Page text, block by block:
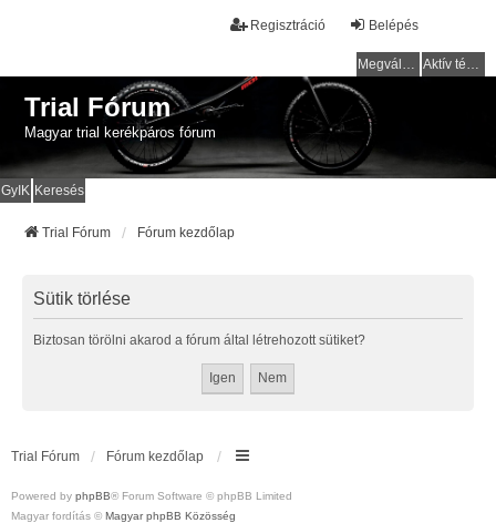
Belépés
Regisztráció
Megválaszolatlan témák Aktív témák
Trial Fórum
Magyar trial kerékpáros fórum
GyIK Keresés
Trial Fórum Fórum kezdőlap
Sütik törlése
Biztosan törölni akarod a fórum által létrehozott sütiket?
Trial Fórum Fórum kezdőlap
Powered by phpBB® Forum Software © phpBB Limited
Magyar fordítás © Magyar phpBB Közösség